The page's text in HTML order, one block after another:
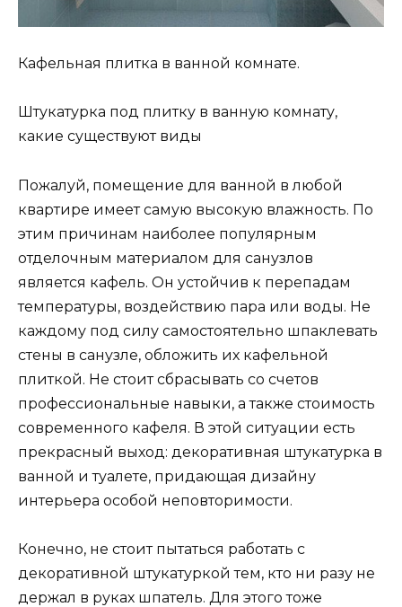
Кафельная плитка в ванной комнате.
Штукатурка под плитку в ванную комнату,
какие существуют виды
Пожалуй, помещение для ванной в любой
квартире имеет самую высокую влажность. По
этим причинам наиболее популярным
отделочным материалом для санузлов
является кафель. Он устойчив к перепадам
температуры, воздействию пара или воды. Не
каждому под силу самостоятельно шпаклевать
стены в санузле, обложить их кафельной
плиткой. Не стоит сбрасывать со счетов
профессиональные навыки, а также стоимость
современного кафеля. В этой ситуации есть
прекрасный выход: декоративная штукатурка в
ванной и туалете, придающая дизайну
интерьера особой неповторимости.
Конечно, не стоит пытаться работать с
декоративной штукатуркой тем, кто ни разу не
держал в руках шпатель. Для этого тоже